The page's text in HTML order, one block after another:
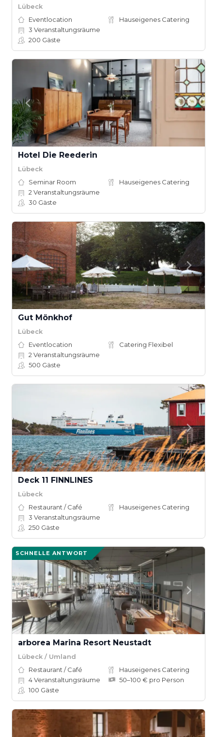
Lübeck
Eventlocation
Hauseigenes Catering
3 Veranstaltungsräume
200 Gäste
Hotel Die Reederin
Lübeck
Seminar Room
Hauseigenes Catering
2 Veranstaltungsräume
30 Gäste
Gut Mönkhof
Lübeck
Eventlocation
Catering Flexibel
2 Veranstaltungsräume
500 Gäste
Deck 11 FINNLINES
Lübeck
Restaurant / Café
Hauseigenes Catering
3 Veranstaltungsräume
250 Gäste
SCHNELLE ANTWORT
arborea Marina Resort Neustadt
Lübeck / Umland
Restaurant / Café
Hauseigenes Catering
4Veranstaltungsräume
50–100 € pro Person
100 Gäste